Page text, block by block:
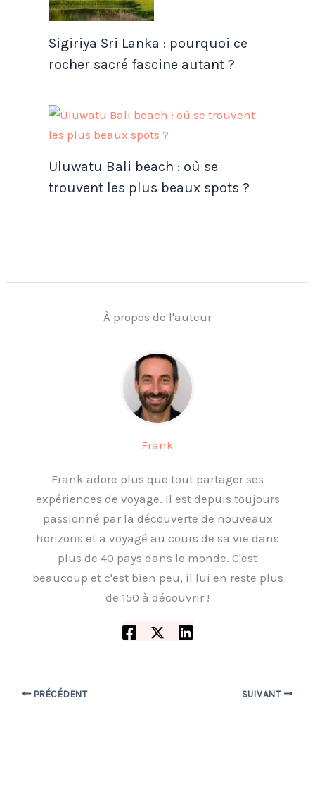
Sigiriya Sri Lanka : pourquoi ce
rocher sacré fascine autant ?
Uluwatu Bali beach : où se
trouvent les plus beaux spots ?
À propos de l'auteur
Frank
Frank adore plus que tout partager ses
expériences de voyage. Il est depuis toujours
passionné par la découverte de nouveaux
horizons et a voyagé au cours de sa vie dans
plus de 40 pays dans le monde. C'est
beaucoup et c'est bien peu, il lui en reste plus
de 150 à découvrir !
PRÉCÉDENT SUIVANT